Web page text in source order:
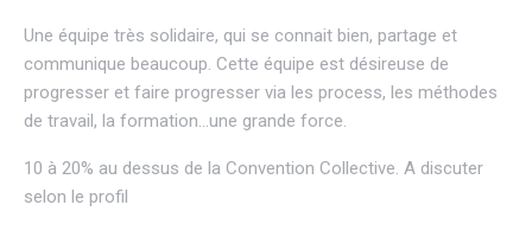
Une équipe très solidaire, qui se connait bien, partage et
communique beaucoup. Cette équipe est désireuse de
progresser et faire progresser via les process, les méthodes
de travail, la formation…une grande force.
10 à 20% au dessus de la Convention Collective. A discuter
selon le profil